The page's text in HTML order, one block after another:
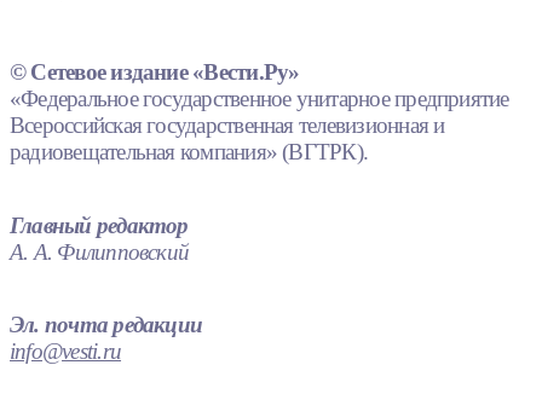
© Сетевое издание «Вести.Ру»
«Федеральное государственное унитарное предприятие
Всероссийская государственная телевизионная и
радиовещательная компания» (ВГТРК).
Главный редактор
А. А. Филипповский
Эл. почта редакции
info@vesti.ru